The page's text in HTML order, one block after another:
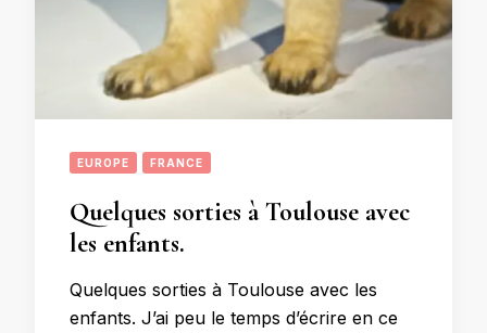
EUROPE FRANCE
Quelques sorties à Toulouse avec
les enfants.
Quelques sorties à Toulouse avec les
enfants. J’ai peu le temps d’écrire en ce